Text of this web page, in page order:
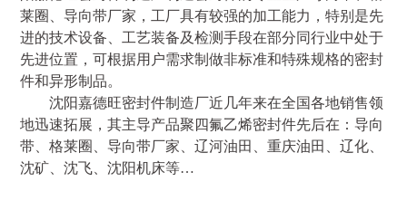
莱圈、导向带厂家，工厂具有较强的加工能力，特别是先
进的技术设备、工艺装备及检测手段在部分同行业中处于
先进位置，可根据用户需求制做非标准和特殊规格的密封
件和异形制品。
沈阳嘉德旺密封件制造厂近几年来在全国各地销售领
地迅速拓展，其主导产品聚四氟乙烯密封件先后在：导向
带、格莱圈、导向带厂家、辽河油田、重庆油田、辽化、
沈矿、沈飞、沈阳机床等…